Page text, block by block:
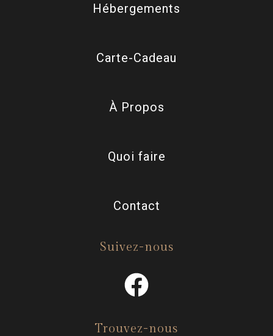
Hébergements
Carte-Cadeau
À Propos
Quoi faire
Contact
Suivez-nous
Trouvez-nous